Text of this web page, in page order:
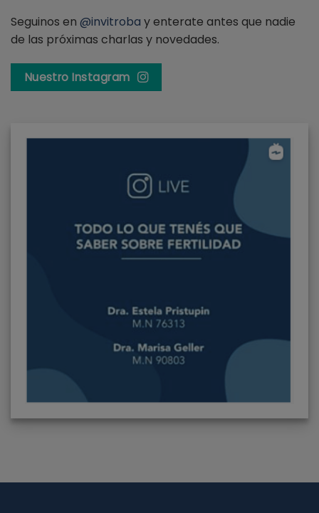
Seguinos en @invitroba y enterate antes que nadie
de las próximas charlas y novedades.
Nuestro Instagram